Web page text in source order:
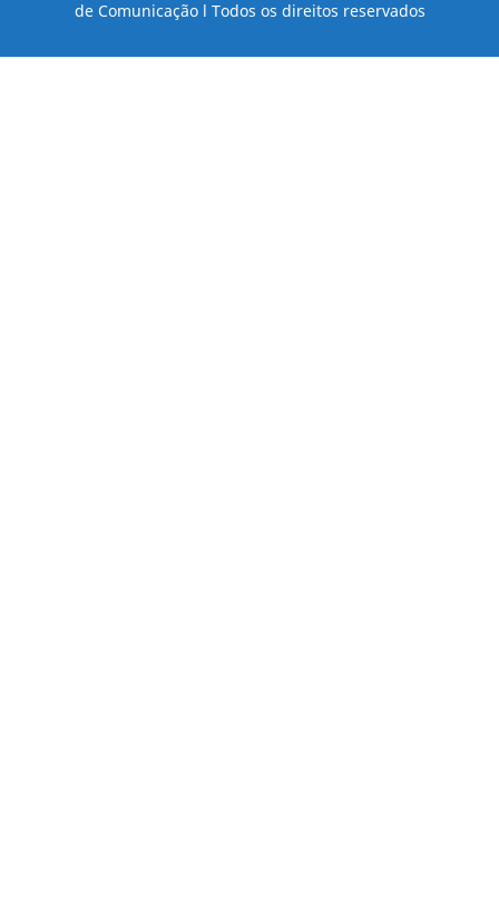
de Comunicação l Todos os direitos reservados